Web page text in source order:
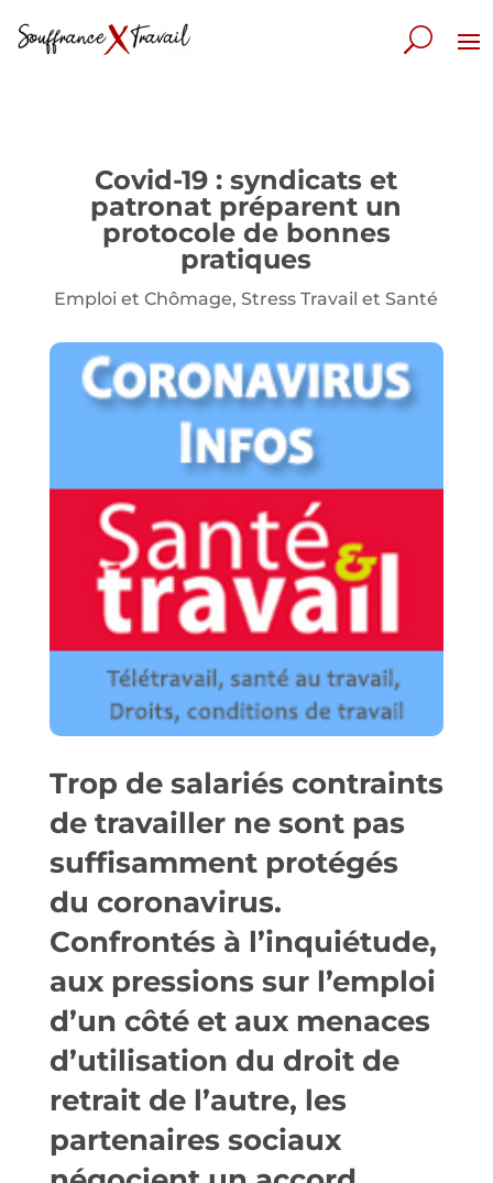
Covid-19 : syndicats et
patronat préparent un
protocole de bonnes
pratiques
Emploi et Chômage,Stress Travail et Santé
Trop de salariés contraints
de travailler ne sont pas
suffisamment protégés
du coronavirus.
Confrontés à l’inquiétude,
aux pressions sur l’emploi
d’un côté et aux menaces
d’utilisation du droit de
retrait de l’autre, les
partenaires sociaux